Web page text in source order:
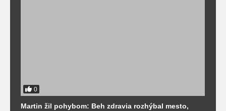
0
Martin žil pohybom: Beh zdravia rozhýbal mesto,